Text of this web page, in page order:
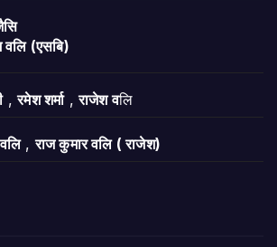
(एसबि)
,रमेश शर्मा,राजेश वलि
,राज कुमार वलि ( राजेश)